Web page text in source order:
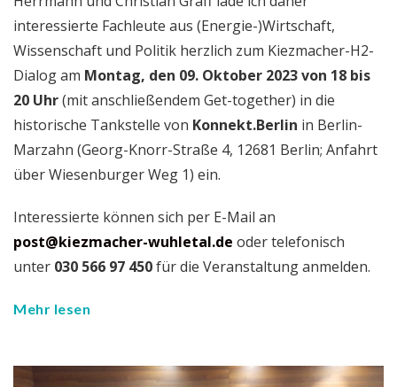
interessierte Fachleute aus (Energie-)Wirtschaft,
Wissenschaft und Politik herzlich zum Kiezmacher-H2-
Dialog am Montag, den 09. Oktober 2023 von 18 bis
20 Uhr(mit anschließendem Get-together) in die
historische Tankstelle von Konnekt.Berlin in Berlin-
Marzahn (Georg-Knorr-Straße 4, 12681 Berlin; Anfahrt
über Wiesenburger Weg 1) ein.
Interessierte können sich per E-Mail an
post@kiezmacher-wuhletal.de oder telefonisch
unter 030 566 97 450für die Veranstaltung anmelden.
Mehr lesen